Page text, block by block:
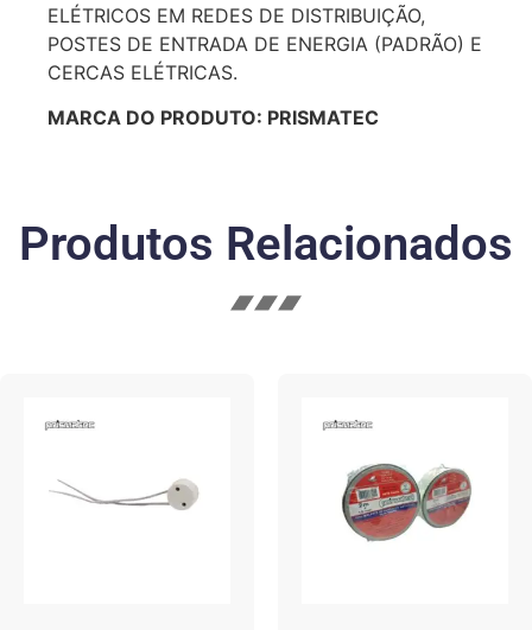
ELÉTRICOS EM REDES DE DISTRIBUIÇÃO,
POSTES DE ENTRADA DE ENERGIA (PADRÃO) E
CERCAS ELÉTRICAS.
MARCA DO PRODUTO: PRISMATEC
Produtos Relacionados